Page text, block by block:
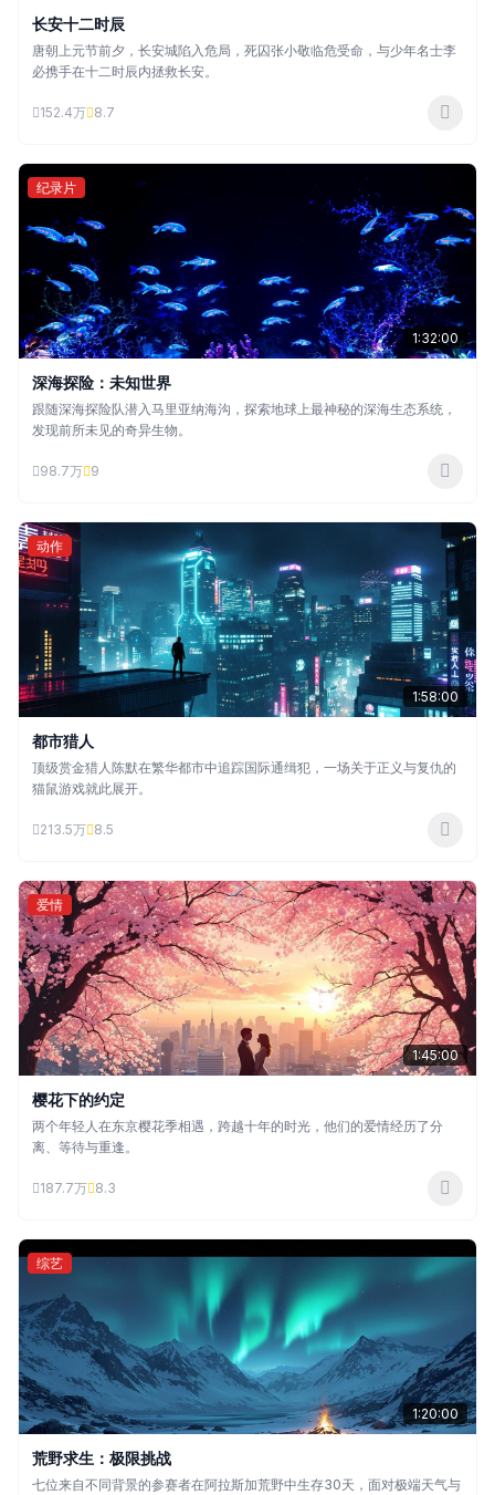
长安十二时辰
唐朝上元节前夕，长安城陷入危局，死囚张小敬临危受命，与少年名士李
必携手在十二时辰内拯救长安。
152.4万 8.7
纪录片
1:32:00
深海探险：未知世界
跟随深海探险队潜入马里亚纳海沟，探索地球上最神秘的深海生态系统，
发现前所未见的奇异生物。
98.7万 9
动作
1:58:00
都市猎人
顶级赏金猎人陈默在繁华都市中追踪国际通缉犯，一场关于正义与复仇的
猫鼠游戏就此展开。
213.5万 8.5
爱情
1:45:00
樱花下的约定
两个年轻人在东京樱花季相遇，跨越十年的时光，他们的爱情经历了分
离、等待与重逢。
187.7万 8.3
综艺
1:20:00
荒野求生：极限挑战
七位来自不同背景的参赛者在阿拉斯加荒野中生存30天，面对极端天气与